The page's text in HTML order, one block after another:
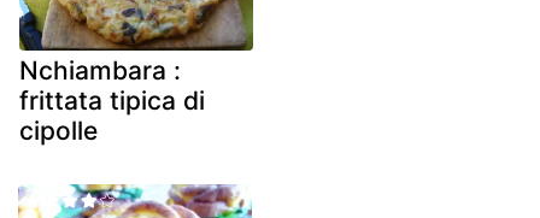
Nchiambara :
frittata tipica di
cipolle